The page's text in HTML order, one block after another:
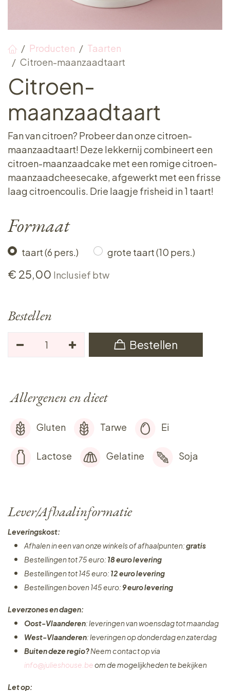
Producten
Taarten
Citroen-maanzaadtaart
Citroen-
maanzaadtaart
Fan van citroen? Probeer dan onze citroen-
maanzaadtaart! Deze lekkernij combineert een
citroen-maanzaadcake met een romige citroen-
maanzaadcheesecake, afgewerkt met een frisse
laag citroencoulis. Drie laagje frisheid in 1 taart!
Formaat
taart (6 pers.) grote taart (10 pers.)
€ 25,00 Inclusief btw
Bestellen
Bestellen
Allergenen en dieet
Gluten Tarwe Ei
Lactose Gelatine Soja
Lever/Afhaalinformatie
Leveringskost:
Afhalen in een van onze winkels of afhaalpunten:gratis
Bestellingen tot 75 euro: 18 euro levering
Bestellingen tot 145 euro: 12 euro levering
Bestellingen boven 145 euro: 9 euro levering
Leverzones en dagen:
Oost-Vlaanderen: leveringen van woensdag tot maandag
West-Vlaanderen: leveringen op donderdag en zaterdag
Buiten deze regio?Neem contact op via
info@julieshouse.beom de mogelijkheden te bekijken
Let op: